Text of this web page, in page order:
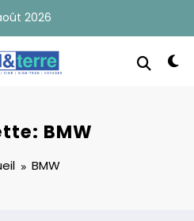
2026
BMW
BMW